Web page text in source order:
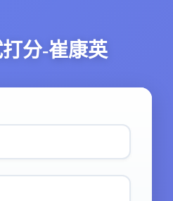
分-崔康英